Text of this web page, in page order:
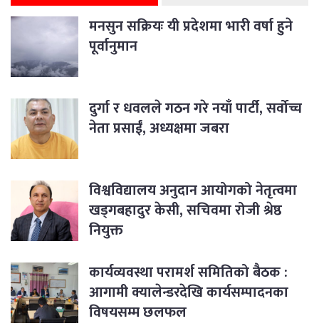
मनसुन सक्रियः यी प्रदेशमा भारी वर्षा हुने
पूर्वानुमान
दुर्गा र धवलले गठन गरे नयाँ पार्टी, सर्वोच्च
नेता प्रसाईं, अध्यक्षमा जबरा
विश्वविद्यालय अनुदान आयोगको नेतृत्वमा
खड्गबहादुर केसी, सचिवमा रोजी श्रेष्ठ
नियुक्त
कार्यव्यवस्था परामर्श समितिको बैठक :
आगामी क्यालेन्डरदेखि कार्यसम्पादनका
विषयसम्म छलफल